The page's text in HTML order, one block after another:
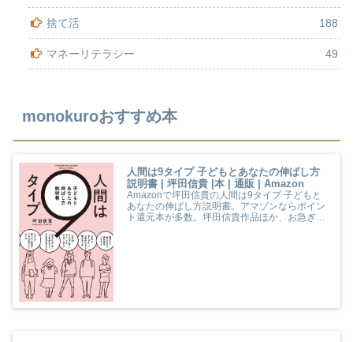
捨て活 188
マネーリテラシー 49
monokuroおすすめ本
人間は9タイプ 子どもとあなたの伸ばし方
説明書 | 坪田信貴 |本 | 通販 | Amazon
Amazonで坪田信貴の人間は9タイプ 子どもと
あなたの伸ばし方説明書。アマゾンならポイン
ト還元本が多数。坪田信貴作品ほか、お急ぎ便